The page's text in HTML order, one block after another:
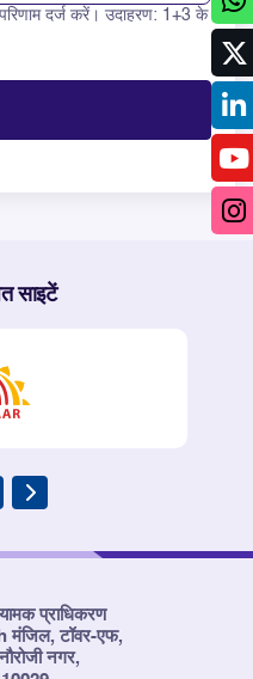
4 =
दर्ज करें। उदाहरण: 1+3 के
साइटें
प्राधिकरण
टॉवर-एफ,
नगर,